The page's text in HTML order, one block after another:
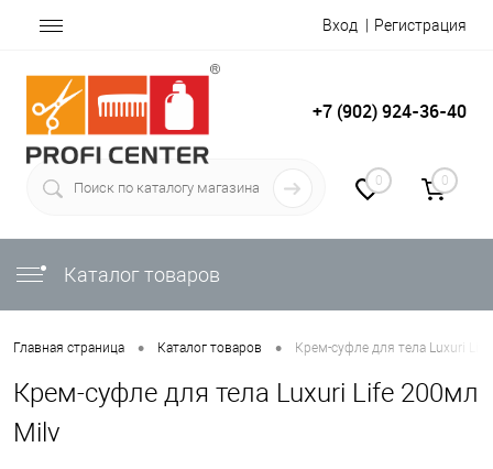
Вход Регистрация
+7 (902) 924-36-40
0 0
Каталог товаров
Главная страница • Каталог товаров • Крем-суфле для тела Luxuri
Крем-суфле для тела Luxuri Life 200мл
Milv